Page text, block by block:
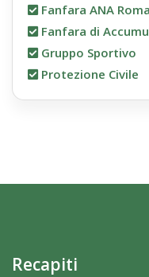
Fanfara ANA
Fanfara di
Gruppo Sportivo
Protezione Civile
Recapiti